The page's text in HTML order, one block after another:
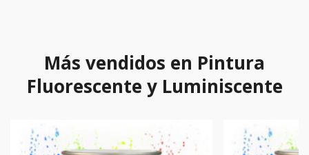
Más vendidos en Pintura
Fluorescente y Luminiscente